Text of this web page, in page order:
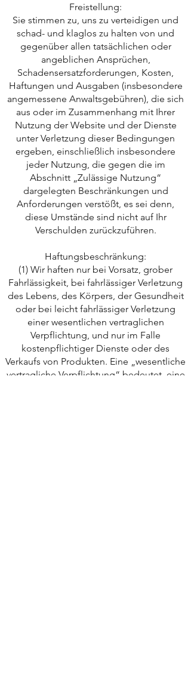
Freistellung:
Sie stimmen zu, uns zu verteidigen und
schad- und klaglos zu halten von und
gegenüber allen tatsächlichen oder
angeblichen Ansprüchen,
Schadensersatzforderungen, Kosten,
Haftungen und Ausgaben (insbesondere
angemessene Anwaltsgebühren), die sich
aus oder im Zusammenhang mit Ihrer
Nutzung der Website und der Dienste
unter Verletzung dieser Bedingungen
ergeben, einschließlich insbesondere
jeder Nutzung, die gegen die im
Abschnitt „Zulässige Nutzung“
dargelegten Beschränkungen und
Anforderungen verstößt, es sei denn,
diese Umstände sind nicht auf Ihr
Verschulden zurückzuführen.
Haftungsbeschränkung:
(1) Wir haften nur bei Vorsatz, grober
Fahrlässigkeit, bei fahrlässiger Verletzung
des Lebens, des Körpers, der Gesundheit
oder bei leicht fahrlässiger Verletzung
einer wesentlichen vertraglichen
Verpflichtung, und nur im Falle
kostenpflichtiger Dienste oder des
Verkaufs von Produkten. Eine „wesentliche
vertragliche Verpflichtung“ bedeutet, eine